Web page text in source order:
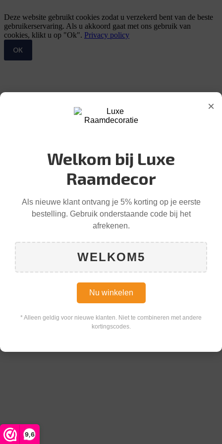
9,6
×
Welkom bij Luxe
Raamdecor
Als nieuwe klant ontvang je 5% korting op je eerste
bestelling. Gebruik onderstaande code bij het
afrekenen.
WELKOM5
Nu winkelen
* Alleen geldig voor nieuwe klanten. Niet te combineren met andere
kortingscodes.
Deze website gebruikt cookies zodat u verzekerd bent van de beste
gebruikerservaring. Als u akkoord gaat met ons gebruik van
cookies, klikt u op "Ok". Privacy policy
OK